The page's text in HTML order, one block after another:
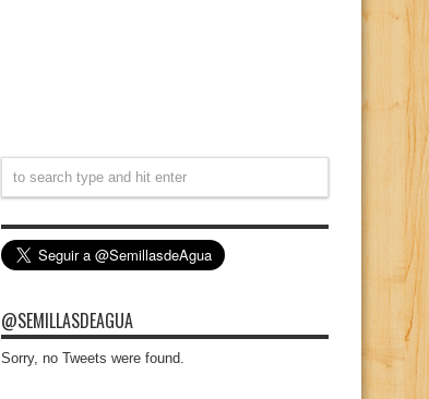
@SEMILLASDEAGUA
Sorry, no Tweets were found.